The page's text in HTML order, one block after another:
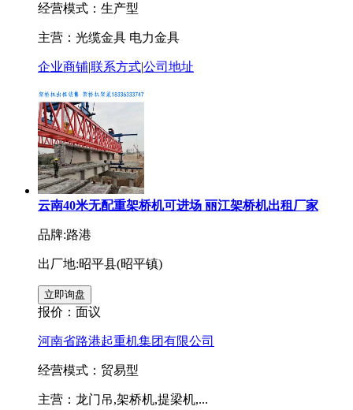
经营模式：生产型
主营：光缆金具 电力金具
企业商铺|联系方式|公司地址
云南40米无配重架桥机可进场 丽江架桥机出租厂家
品牌:路港
出厂地:昭平县(昭平镇)
报价： 面议
河南省路港起重机集团有限公司
经营模式：贸易型
主营：龙门吊,架桥机,提梁机,...